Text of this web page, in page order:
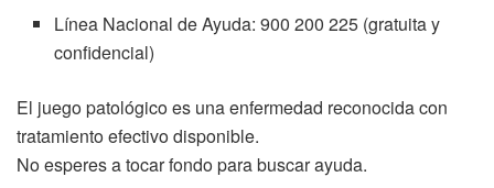
Línea Nacional de Ayuda: 900 200 225 (gratuita y
confidencial)
El juego patológico es una enfermedad reconocida con
tratamiento efectivo disponible.
No esperes a tocar fondo para buscar ayuda.